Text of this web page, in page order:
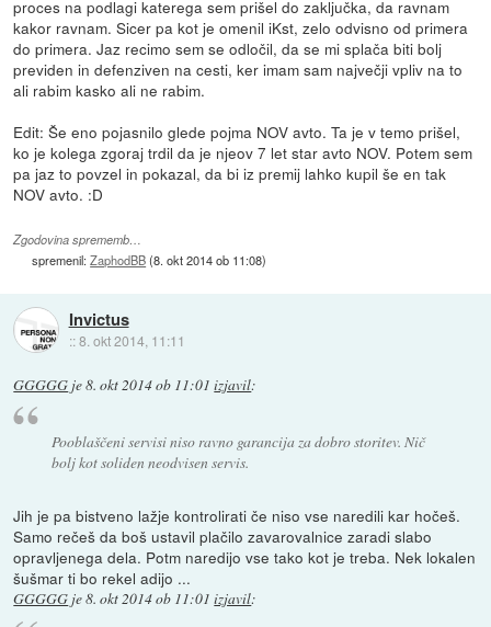
proces na podlagi katerega sem prišel do zaključka, da ravnam
kakor ravnam. Sicer pa kot je omenil iKst, zelo odvisno od primera
do primera. Jaz recimo sem se odločil, da se mi splača biti bolj
previden in defenziven na cesti, ker imam sam največji vpliv na to
ali rabim kasko ali ne rabim.
Edit: Še eno pojasnilo glede pojma NOV avto. Ta je v temo prišel,
ko je kolega zgoraj trdil da je njeov 7 let star avto NOV. Potem sem
pa jaz to povzel in pokazal, da bi iz premij lahko kupil še en tak
NOV avto. :D
Zgodovina sprememb…
spremenil:ZaphodBB(8. okt 2014 ob 11:08)
Invictus
::8. okt 2014, 11:11
GGGGG je8. okt 2014 ob 11:01 izjavil:
Pooblaščeni servisi niso ravno garancija za dobro storitev. Nič
bolj kot soliden neodvisen servis.
Jih je pa bistveno lažje kontrolirati če niso vse naredili kar hočeš.
Samo rečeš da boš ustavil plačilo zavarovalnice zaradi slabo
opravljenega dela. Potm naredijo vse tako kot je treba. Nek lokalen
šušmar ti bo rekel adijo ...
GGGGG je8. okt 2014 ob 11:01 izjavil: